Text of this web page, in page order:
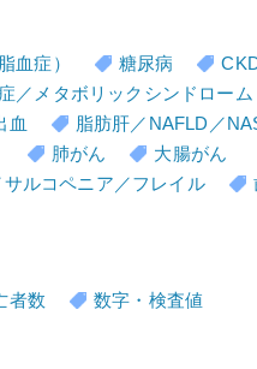
血症） 糖尿病
／メタボリックシンドローム
血
脂肪肝／NAFLD／
肺がん
大腸がん
ルコペニア／フレイル
者数 数字・検査値